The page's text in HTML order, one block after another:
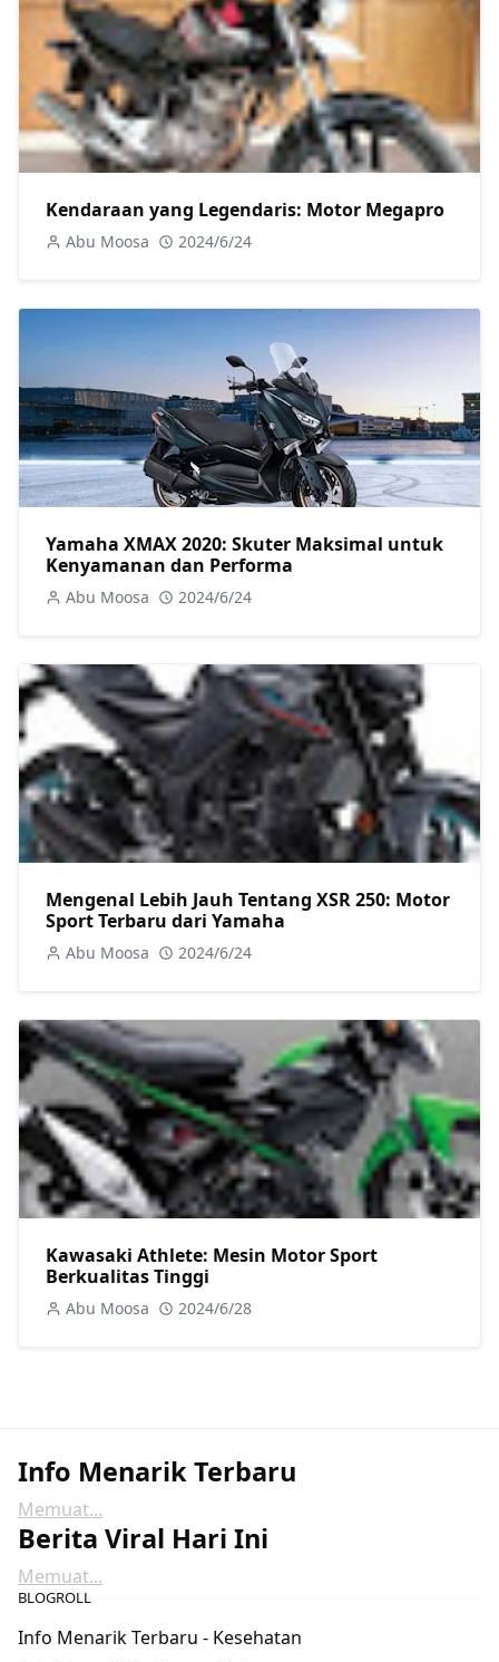
Kendaraan yang Legendaris: Motor Megapro
Abu Moosa 2024/6/24
Yamaha XMAX 2020: Skuter Maksimal untuk
Kenyamanan dan Performa
Abu Moosa 2024/6/24
Mengenal Lebih Jauh Tentang XSR 250: Motor
Sport Terbaru dari Yamaha
Abu Moosa 2024/6/24
Kawasaki Athlete: Mesin Motor Sport
Berkualitas Tinggi
Abu Moosa 2024/6/28
Info Menarik Terbaru
Memuat...
Berita Viral Hari Ini
Memuat...
BLOGROLL
Info Menarik Terbaru - Kesehatan